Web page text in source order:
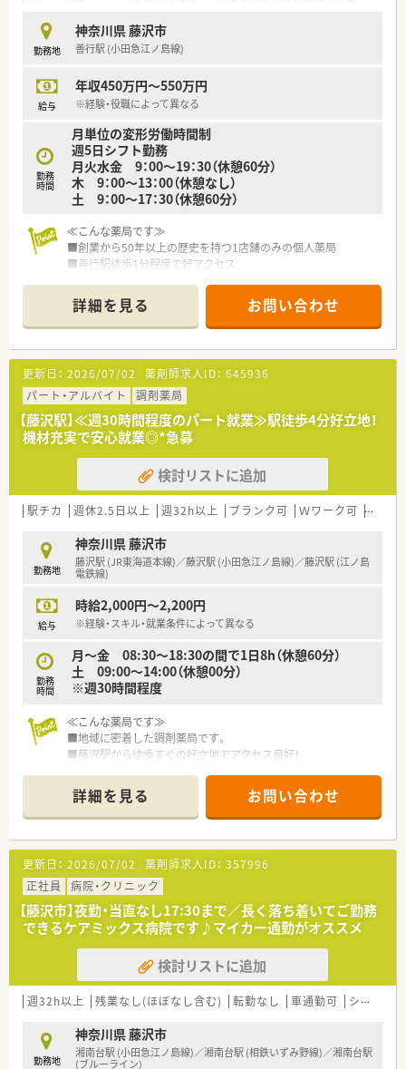
勤務地
神奈川県 藤沢市
善行駅 (小田急江ノ島線)
給与
年収450万円～550万円
※経験・役職によって異なる
勤務
時間
月単位の変形労働時間制
週5日シフト勤務
月火水金 9：00～19：30（休憩60分）
木 9：00～13：00（休憩なし）
土 9：00～17：30（休憩60分）
≪こんな薬局です≫
■創業から50年以上の歴史を持つ1店舗のみの個人薬局
■善行駅徒歩1分程度で好アクセス
います
■保険調剤だけでなくOTC医薬品も取り揃え、地域のかかりつけ
薬局として近隣住民の健康をサポート
■待合室・調剤室ともに広々とした作り
■従業員用休憩室も広く寛げます
≪勤務について≫
■外来メインの対応ですが、増員後は在宅業務の推進にも取り組
んでいきたいと考えています
■患者様一人ひとりとの対話を重視しています
■残業はほとんどありません（早番・遅番のシフト制）
■現場でのOJTが中心です
■パート勤務の方も多数いらっしゃるため、休暇取得時等のフォ
ロー体制もきちんとしています
≪求める人物像≫
■患者様と丁寧なコミュニケーションが取れる方
■今後、在宅業務にも取り組んでいく気持ちのある方
方を歓迎
■管薬以外は40-50代のパート薬剤師さんが多いため、常勤とし
詳細を見る お問い合わせ
更新日： 2026/07/02 薬剤師求人ID： 645936
パート・アルバイト
調剤薬局
【藤沢駅】≪週30時間程度のパート就業≫駅徒歩4分好立地！
機材充実で安心就業◎*急募
検討リストに追加
駅チカ 週休2.5日以上 週32h以上 ブランク可 Ｗワーク可 残業
勤務地
神奈川県 藤沢市
藤沢駅 (JR東海道本線)／藤沢駅 (小田急江ノ島線)／藤沢駅 (江ノ島
電鉄線)
給与
時給2,000円～2,200円
※経験・スキル・就業条件によって異なる
勤務
時間
月～金 08:30～18:30の間で1日8h（休憩60分）
土 09:00～14:00（休憩00分）
※週30時間程度
≪こんな薬局です≫
■地域に密着した調剤薬局です。
■藤沢駅から徒歩すぐの好立地でアクセス良好！
触れられるためスキルアップが望めます。
漢方も取り扱いがございます。
■駅前で応需枚数は多いですが、その分人数体制も手厚いので安
心してご就業いただけます。
急なお休みにも理解がある職場です！
■週30時間以上勤務で社会保険の加入も可能です。
■終業は18時30分で残業はほとんどございません。
■機材も揃っており働きやすい環境です。
詳細を見る お問い合わせ
更新日： 2026/07/02 薬剤師求人ID： 357996
正社員
病院・クリニック
【藤沢市】夜勤・当直なし17:30まで／長く落ち着いてご勤務
できるケアミックス病院です♪マイカー通勤がオススメ
検討リストに追加
週32h以上 残業なし(ほぼなし含む) 転勤なし 車通勤可 シフト制
勤務地
神奈川県 藤沢市
湘南台駅 (小田急江ノ島線)／湘南台駅 (相鉄いずみ野線)／湘南台駅
(ブルーライン)